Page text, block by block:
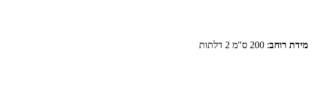
מידת רוחב: 200 ס"מ 2 דלתות